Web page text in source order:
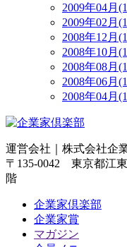
2009年04月
2009年02月
2008年12月
2008年10月
2008年08月
2008年06月
2008年04月
運営会社｜ 株式会社企
〒135-0042 東京都江
階
企業家倶楽部
企業家賞
マガジン